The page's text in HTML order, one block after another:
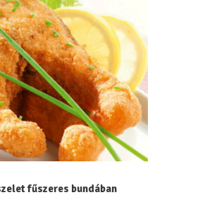
fűszeres bundában